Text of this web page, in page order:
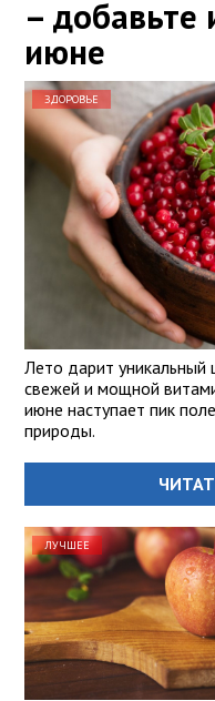
– добавьте
июне
ЗДОРОВЬЕ
Лето дарит уникальный
свежей и мощной
июне наступает пик
природы.
ЛУЧШЕЕ